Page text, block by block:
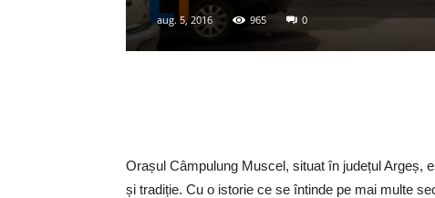
aug. 5, 2016 965 0
Orașul Câmpulung Muscel, situat în județul Argeș,
și tradiție. Cu o istorie ce se întinde pe mai multe